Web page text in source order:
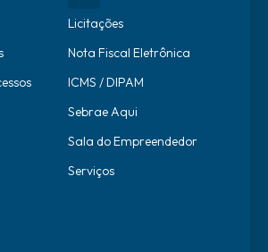
Licitações
Nota Fiscal Eletrônica
ICMS / DIPAM
Sebrae Aqui
Sala do Empreendedor
Serviços